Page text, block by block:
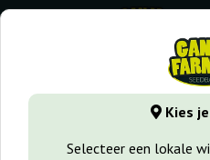
Kies
Selecteer een lokale
GanjaFarmer.nl